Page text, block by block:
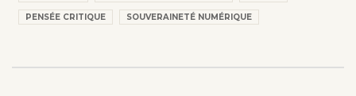
PENSÉE CRITIQUE SOUVERAINETÉ NUMÉRIQUE